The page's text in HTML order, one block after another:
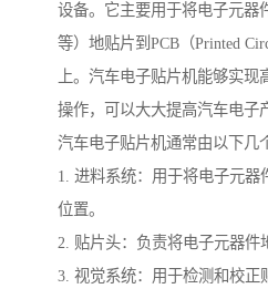
设备。它主要用于将电子元器
等）地贴片到PCB（Printed
上。汽车电子贴片机能够实
操作，可以大大提高汽车电子
汽车电子贴片机通常由以下几
1. 进料系统：用于将电子元器
位置。
2. 贴片头：负责将电子元器件
3. 视觉系统：用于检测和校正